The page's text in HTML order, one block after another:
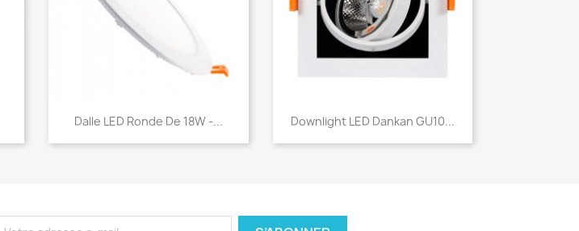
Aperçu rapide
Dalle LED Ronde De 18W -... Aperçu rapide
Downlight LED Dankan GU10...